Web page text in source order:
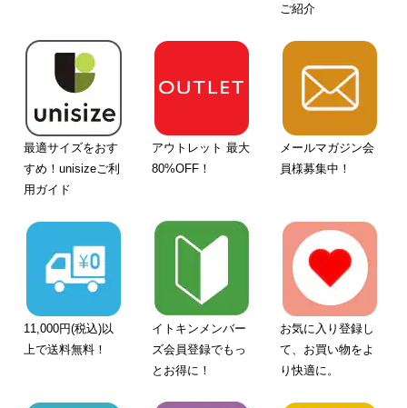
ご紹介
最適サイズをおす
すめ！unisizeご利
用ガイド
アウトレット 最大
80%OFF！
メールマガジン会
員様募集中！
11,000円(税込)以
上で送料無料！
イトキンメンバー
ズ会員登録でもっ
とお得に！
お気に入り登録し
て、お買い物をよ
り快適に。